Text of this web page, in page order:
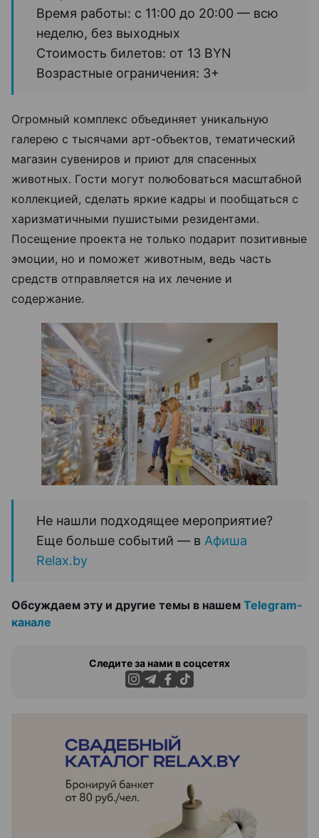
Время работы: с 11:00 до 20:00 — всю
неделю, без выходных
Стоимость билетов: от 13 BYN
Возрастные ограничения: 3+
Огромный комплекс объединяет уникальную
галерею с тысячами арт-объектов, тематический
магазин сувениров и приют для спасенных
животных. Гости могут полюбоваться масштабной
коллекцией, сделать яркие кадры и пообщаться с
харизматичными пушистыми резидентами.
Посещение проекта не только подарит позитивные
эмоции, но и поможет животным, ведь часть
средств отправляется на их лечение и
содержание.
Не нашли подходящее мероприятие?
Еще больше событий — в Афиша
Relax.by
Обсуждаем эту и другие темы в нашем Telegram-
канале
Следите за нами в соцсетях
ЭФФЕКТИВНАЯ РЕКЛАМА НА САЙТЕ